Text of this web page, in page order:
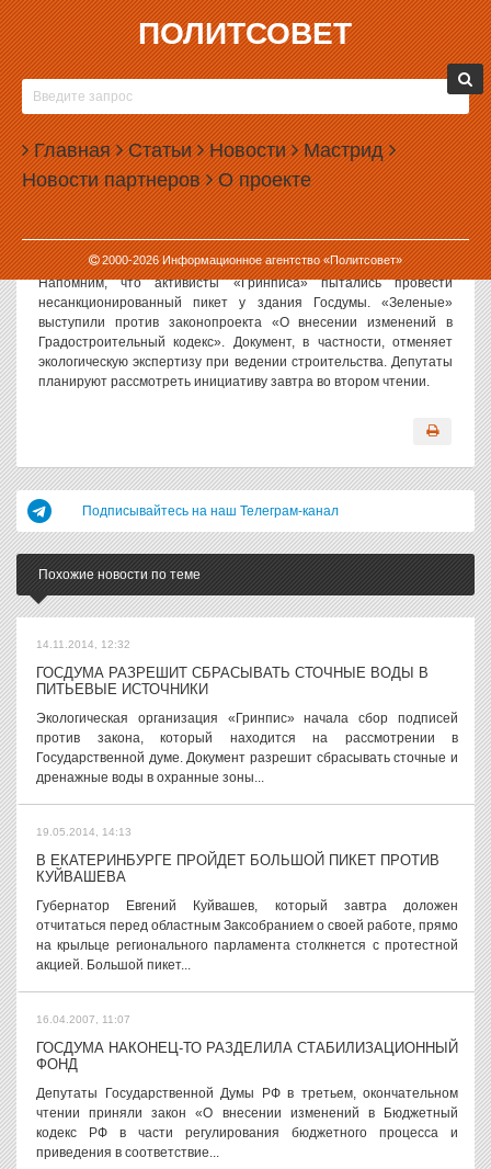
ПОЛИТСОВЕТ
Главная Статьи Новости Мастрид
Новости партнеров О проекте
2000-2026Информационное агентство «Политсовет»
21.11.2006, 14:18
МИЛИЦИЯ ОТБИЛА АТАКУ «ГРИНПИСА» НА
ГОСДУМУ
Политсовет, 21.11.2006. Московский ОМОН отбил атаку
активистов экологической организации «Гринпис» на здание
Государственной Думы на Охотном ряду. Шестеро «зеленых»
оказались за решеткой временного изолятора ОВД «Тверской».
Все они обвиняются в организации несанкционированного
пикета.
Напомним, что активисты «Гринписа» пытались провести
несанкционированный пикет у здания Госдумы. «Зеленые»
выступили против законопроекта «О внесении изменений в
Градостроительный кодекс». Документ, в частности, отменяет
экологическую экспертизу при ведении строительства. Депутаты
планируют рассмотреть инициативу завтра во втором чтении.
Подписывайтесь на наш Телеграм-канал
Похожие новости по теме
14.11.2014, 12:32
ГОСДУМА РАЗРЕШИТ СБРАСЫВАТЬ СТОЧНЫЕ ВОДЫ В
ПИТЬЕВЫЕ ИСТОЧНИКИ
Экологическая организация «Гринпис» начала сбор подписей
против закона, который находится на рассмотрении в
Государственной думе. Документ разрешит сбрасывать сточные и
дренажные воды в охранные зоны...
19.05.2014, 14:13
В ЕКАТЕРИНБУРГЕ ПРОЙДЕТ БОЛЬШОЙ ПИКЕТ ПРОТИВ
КУЙВАШЕВА
Губернатор Евгений Куйвашев, который завтра доложен
отчитаться перед областным Заксобранием о своей работе, прямо
на крыльце регионального парламента столкнется с протестной
акцией. Большой пикет...
16.04.2007, 11:07
ГОСДУМА НАКОНЕЦ-ТО РАЗДЕЛИЛА СТАБИЛИЗАЦИОННЫЙ
ФОНД
Депутаты Государственной Думы РФ в третьем, окончательном
чтении приняли закон «О внесении изменений в Бюджетный
кодекс РФ в части регулирования бюджетного процесса и
приведения в соответствие...